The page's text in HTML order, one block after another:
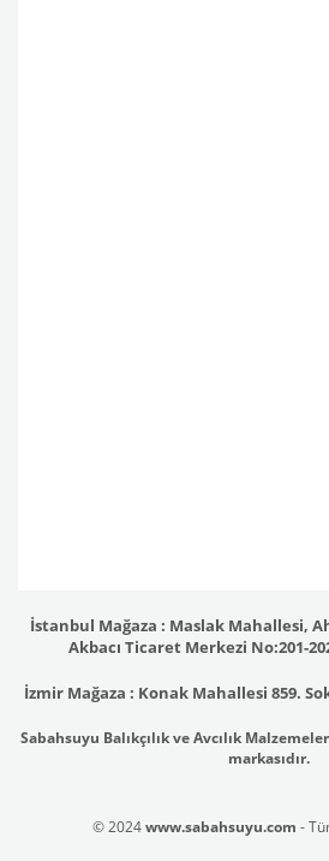
İstanbul Mağaza : Maslak Mahallesi,
Akbacı Ticaret Merkezi No:201-
İzmir Mağaza : Konak Mahallesi 859.
Sabahsuyu Balıkçılık ve Avcılık
markasıdır.
© 2024www.sabahsuyu.com -